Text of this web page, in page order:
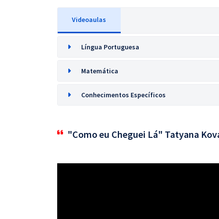
Videoaulas
Língua Portuguesa
Matemática
Conhecimentos Específicos
"Como eu Cheguei Lá" Tatyana